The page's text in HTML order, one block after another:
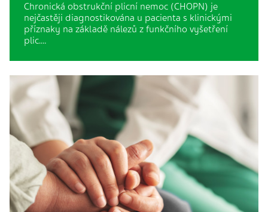
Chronická obstrukční plicní nemoc (CHOPN) je
nejčastěji diagnostikována u pacienta s klinickými
příznaky na základě nálezů z funkčního vyšetření
plic.…